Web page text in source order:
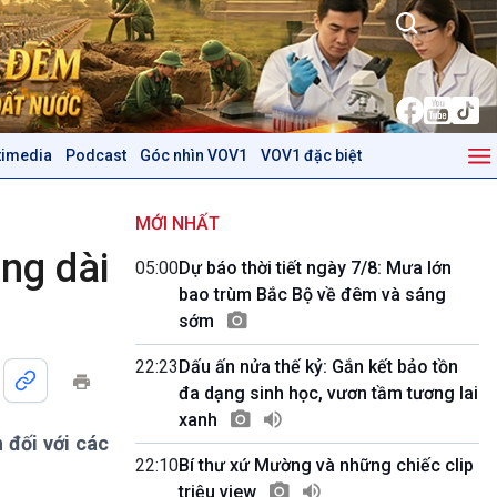
Podcast Góc nhìn VOV1 VOV1 đặc biệt
Trước giờ mở cửa
Dòng chảy Kinh tế
Tuyên chiến với gian lận
thương mại
Mùa vàng
Biển đảo Việt Nam
Tìm hiểu biển, đảo Việt
Nam
Podcast
Góc nhìn VOV1
Bình luận
dài
đối với các
MỚI NHẤT
05:00Dự báo thời tiết ngày 7/8: Mưa lớn
bao trùm Bắc Bộ về đêm và sáng
sớm
22:23Dấu ấn nửa thế kỷ: Gắn kết bảo tồn
đa dạng sinh học, vươn tầm tương lai
xanh
22:10Bí thư xứ Mường và những chiếc clip
triệu view